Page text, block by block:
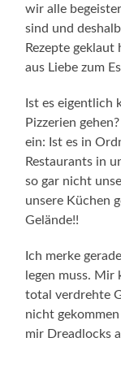
wir alle
sind und
Rezepte geklaut
aus Liebe zum
Ist es eigentlich
Pizzerien
ein: Ist es in
Restaurants in
so gar nicht
unsere Küchen
Gelände!!
Ich merke
legen muss. Mir
total verdrehte
nicht
mir Dreadlocks